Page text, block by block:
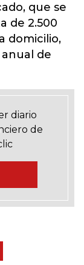
que se
de 2.500
domicilio,
de
diario
de